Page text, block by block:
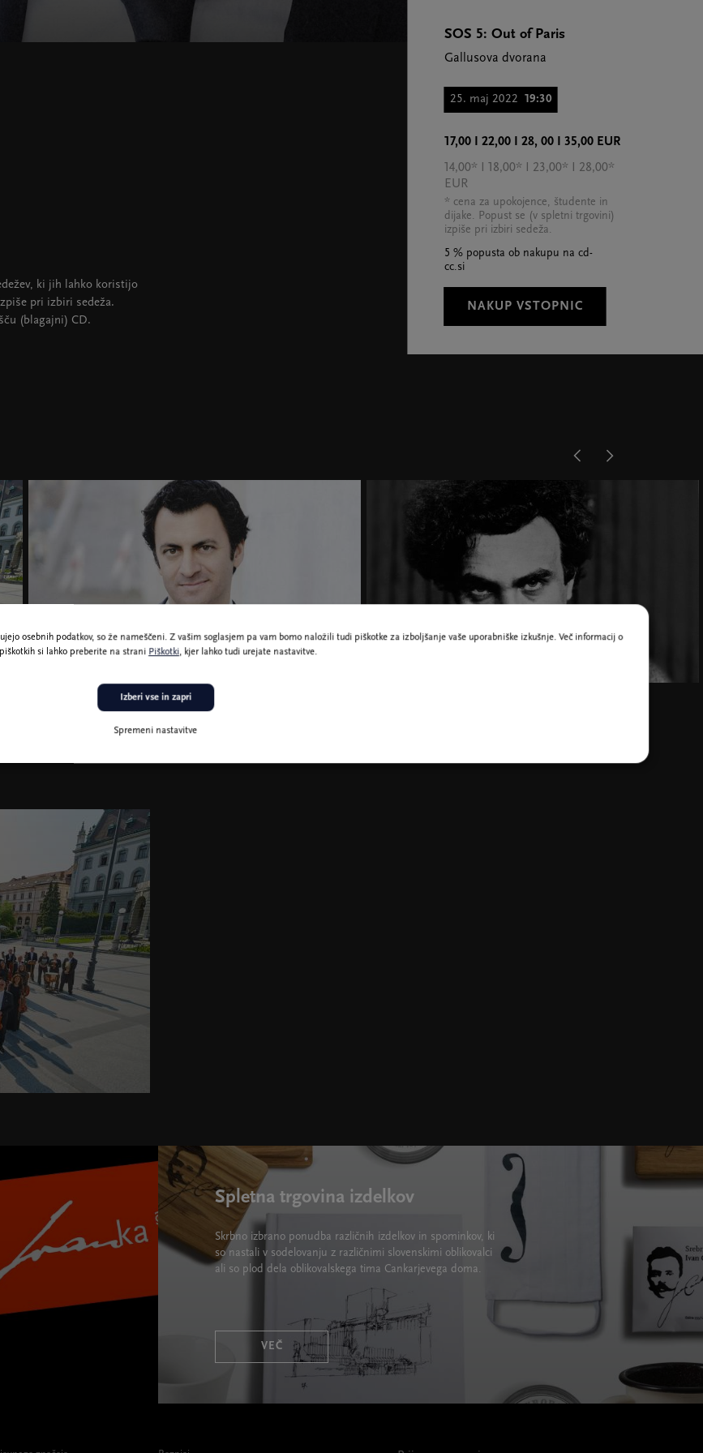
ki jih lahko koristijo
pri izbiri sedeža.
(blagajni) CD.
SOS 5: Out of Paris
Gallusova dvorana
25. maj 2022 19:30
17,00 I 22,00 I 28, 00 I 35,00 EUR
14,00* I 18,00* I 23,00* I 28,00*
EUR
* cena za upokojence, študente in
dijake. Popust se (v spletni trgovini)
izpiše pri izbiri sedeža.
5 % popusta ob nakupu na cd-
cc.si
NAKUP VSTOPNIC
Alejo Pérez, foto Karim Khawatmi
Spletna trgovina izdelkov
Skrbno izbrano ponudba različnih izdelkov in spominkov, ki
so nastali v sodelovanju z različnimi slovenskimi oblikovalci
ali so plod dela oblikovalskega tima Cankarjevega doma.
VEČ
osebnih podatkov, so že nameščeni. Z vašim soglasjem pa vam bomo naložili tudi piškotke za izboljšanje vaše uporabniške izkušnje. Več informacij o
piškotkih si lahko preberite na strani Piškotki, kjer lahko tudi urejate nastavitve.
Spremeni nastavitve
Izberi vse in zapri